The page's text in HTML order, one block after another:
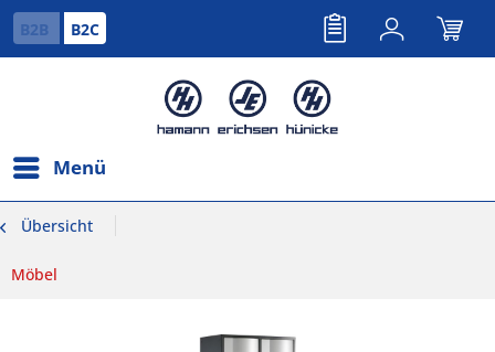
B2B B2C
Menü
Übersicht
Möbel